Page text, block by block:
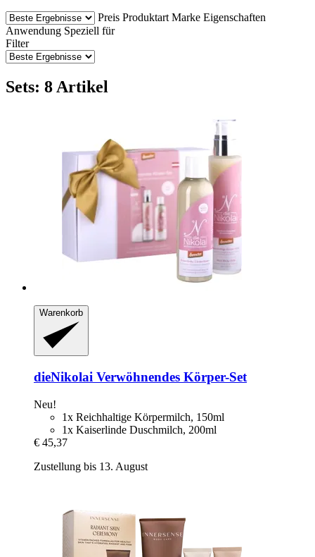
Preis Produktart Marke Eigenschaften
Anwendung Speziell für
Filter
Sets: 8 Artikel
Warenkorb
dieNikolai Verwöhnendes Körper-​Set
Neu!
1x Reichhaltige Körpermilch, 150ml
1x Kaiserlinde Duschmilch, 200ml
€ 45,37
Zustellung bis 13. August